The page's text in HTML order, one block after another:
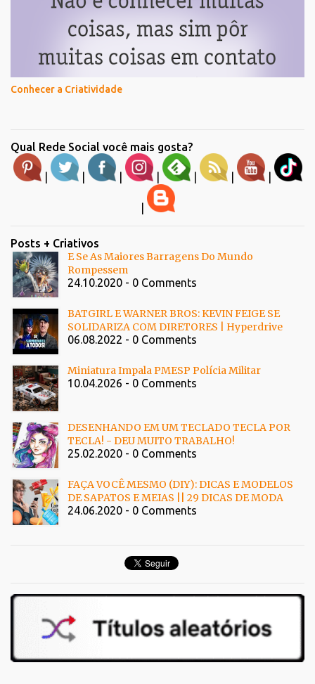
Conhecer a Criatividade
Qual Rede Social você mais gosta?
| | | | | | |
Posts + Criativos
E Se As Maiores Barragens Do Mundo
Rompessem
24.10.2020 - 0 Comments
BATGIRL E WARNER BROS: KEVIN FEIGE SE
SOLIDARIZA COM DIRETORES | Hyperdrive
06.08.2022 - 0 Comments
Miniatura Impala PMESP Polícia Militar
10.04.2026 - 0 Comments
DESENHANDO EM UM TECLADO TECLA POR
TECLA! - DEU MUITO TRABALHO!
25.02.2020 - 0 Comments
FAÇA VOCÊ MESMO (DIY): DICAS E MODELOS
DE SAPATOS E MEIAS || 29 DICAS DE MODA
24.06.2020 - 0 Comments